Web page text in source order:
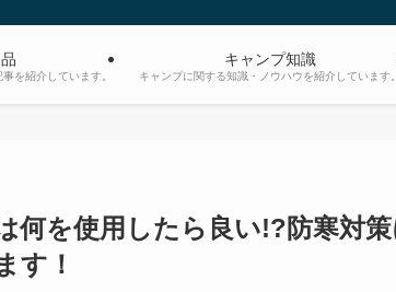
を紹介しています。
キャンプ知識
キャンプに関する知識・ノウハウを紹介しています。
何を使用したら良い!?防寒対
す！